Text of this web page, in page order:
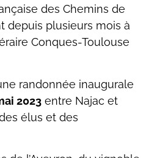
des Chemins de
depuis plusieurs mois à
Conques-Toulouse
randonnée inaugurale
2023 entre Najac et
élus et des